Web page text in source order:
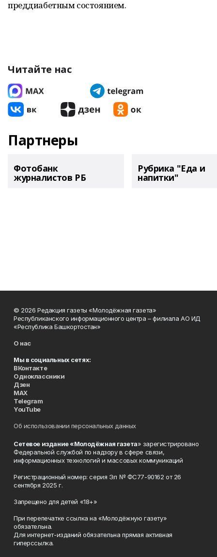
преддиабетным состоянием.
Читайте нас
Партнеры
Фотобанк
журналистов РБ
Рубрика "Еда и
напитки"
© 2026 Редакция газеты «Молодёжная газета»
Республиканского информационного центра – филиала АО ИД
«Республика Башкортостан»
О нас
Мы в социальных сетях:
ВКонтакте
Одноклассники
Дзен
MAX
Telegram
YouTube
Об использовании персональных данных
Сетевое издание «Молодёжная газета» зарегистрировано
Федеральной службой по надзору в сфере связи,
информационных технологий и массовых коммуникаций
Регистрационный номер: серия Эл № ФС77-90162 от 26
сентября 2025 г.
Запрещено для детей «18+»
При перепечатке ссылка на «Молодёжную газету»
обязательна.
Для интернет-изданий обязательна прямая активная
гиперссылка.